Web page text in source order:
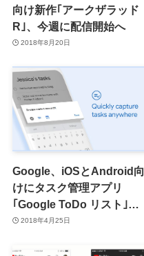
向け新作｢アークザラッド
R｣、今週に配信開始へ
2018年8月20日
Google、iOSとAndroid向
けにタスク管理アプリ
｢Google ToDo リスト｣を
リリース
2018年4月25日